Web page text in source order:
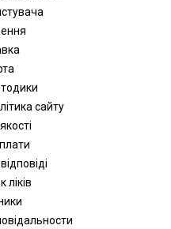
сайту
ліків